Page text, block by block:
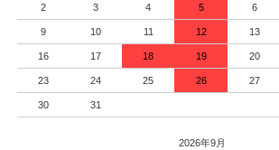
2 3 4 5 6
9 10 11 12 13
16 17 18 19 20
23 24 25 26 27
30 31
2026年9月